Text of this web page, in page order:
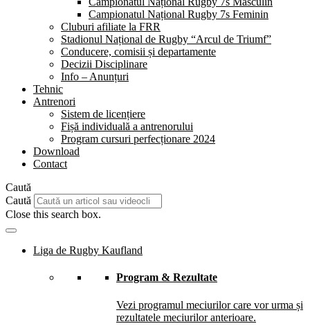
Campionatul Național Rugby 7s Feminin
Cluburi afiliate la FRR
Stadionul Național de Rugby “Arcul de Triumf”
Conducere, comisii și departamente
Decizii Disciplinare
Info – Anunțuri
Tehnic
Antrenori
Sistem de licențiere
Fișă individuală a antrenorului
Program cursuri perfecționare 2024
Download
Contact
Caută
Caută
Close this search box.
Liga de Rugby Kaufland
Program & Rezultate
Vezi programul meciurilor care vor urma și
rezultatele meciurilor anterioare.